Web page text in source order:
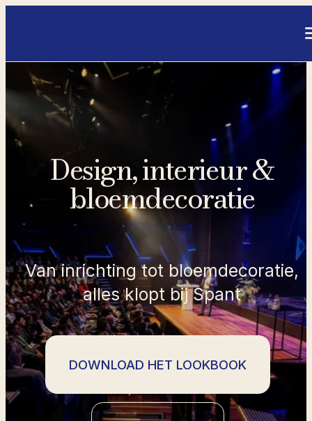
- Home pagina
Design, interieur &
bloemdecoratie
Van inrichting tot bloemdecoratie,
alles klopt bij Spant
DOWNLOAD HET LOOKBOOK